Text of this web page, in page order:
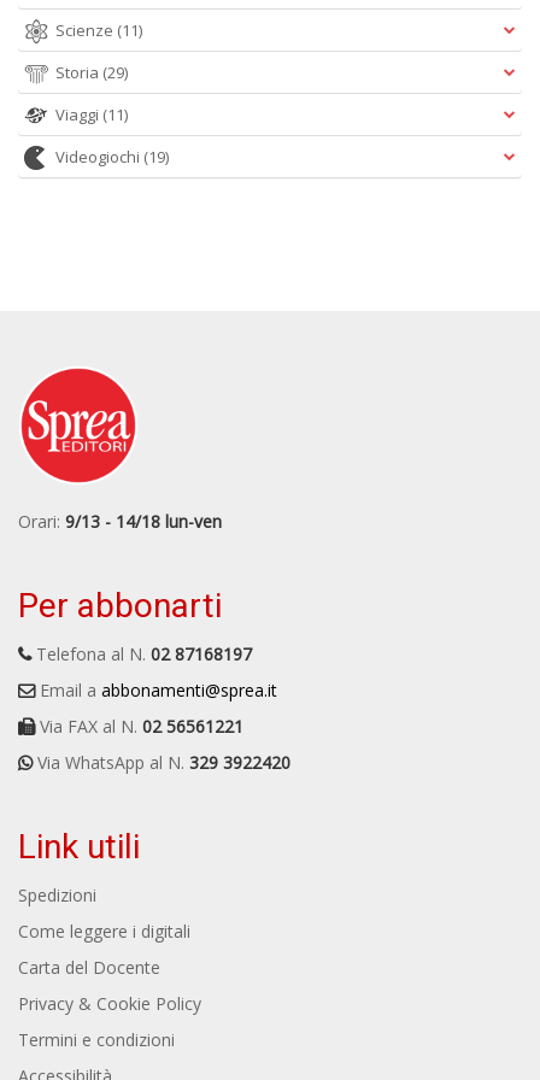
Scienze (11)
Storia (29)
Viaggi (11)
Videogiochi (19)
Orari: 9/13 - 14/18 lun-ven
Per abbonarti
Telefona al N. 02 87168197
Email a abbonamenti@sprea.it
Via FAX al N. 02 56561221
Via WhatsApp al N. 329 3922420
Link utili
Spedizioni
Come leggere i digitali
Carta del Docente
Privacy & Cookie Policy
Termini e condizioni